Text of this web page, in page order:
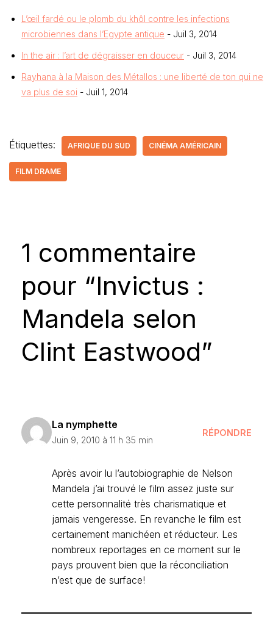
L’œil fardé ou le plomb du khôl contre les infections
microbiennes dans l’Egypte antique - Juil 3, 2014
In the air : l’art de dégraisser en douceur - Juil 3, 2014
Rayhana à la Maison des Métallos : une liberté de ton qui ne
va plus de soi - Juil 1, 2014
Étiquettes: AFRIQUE DU SUD CINÉMA AMÉRICAIN
FILM DRAME
1 commentaire
pour “Invictus :
Mandela selon
Clint Eastwood”
La nymphette
Juin 9, 2010 à 11 h 35 min
RÉPONDRE
Après avoir lu l’autobiographie de Nelson
Mandela j’ai trouvé le film assez juste sur
cette personnalité très charismatique et
jamais vengeresse. En revanche le film est
certainement manichéen et réducteur. Les
nombreux reportages en ce moment sur le
pays prouvent bien que la réconciliation
n’est que de surface!